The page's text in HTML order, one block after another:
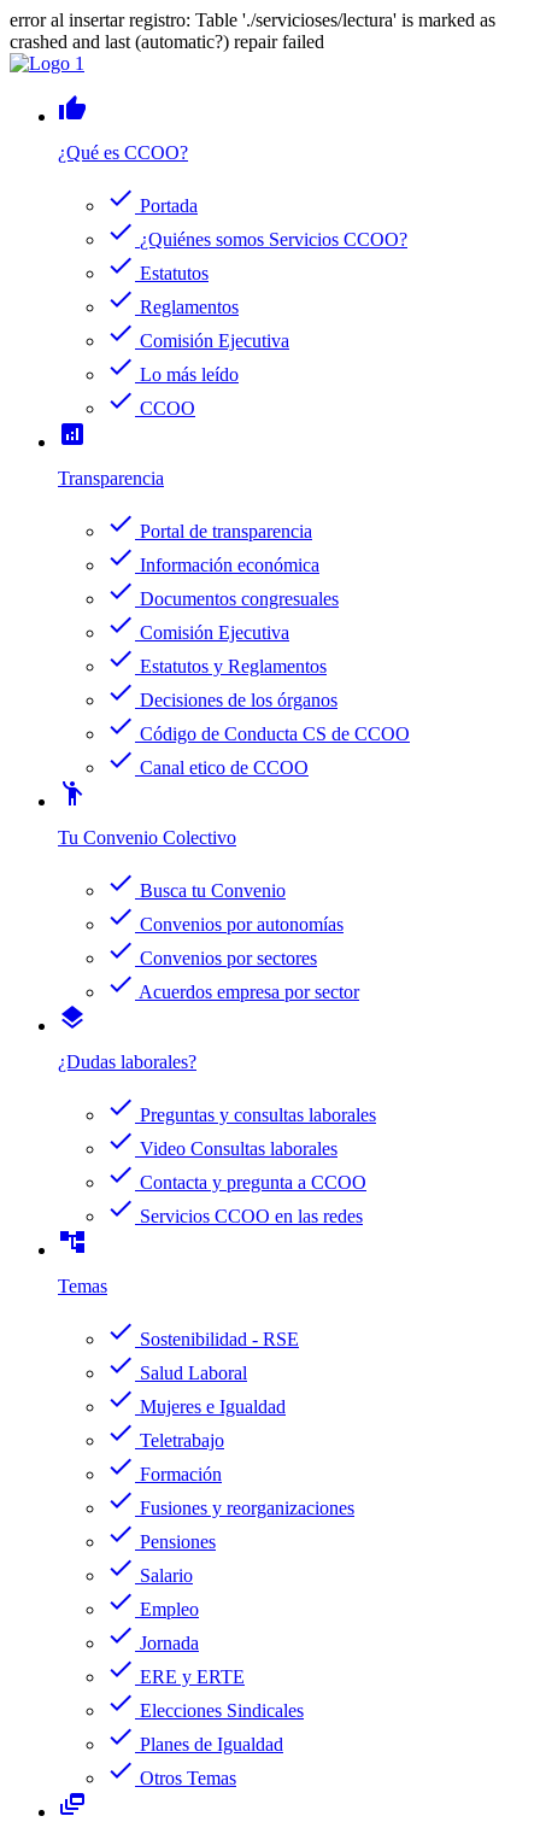
error al insertar registro: Table './servicioses/lectura' is marked as
crashed and last (automatic?) repair failed
thumb_up
¿Qué es CCOO?
check Portada
check ¿Quiénes somos Servicios CCOO?
check Estatutos
check Reglamentos
check Comisión Ejecutiva
check Lo más leído
check CCOO
analytics
Transparencia
check Portal de transparencia
check Información económica
check Documentos congresuales
check Comisión Ejecutiva
check Estatutos y Reglamentos
check Decisiones de los órganos
check Código de Conducta CS de CCOO
check Canal etico de CCOO
emoji_people
Tu Convenio Colectivo
check Busca tu Convenio
check Convenios por autonomías
check Convenios por sectores
check Acuerdos empresa por sector
layers
¿Dudas laborales?
check Preguntas y consultas laborales
check Video Consultas laborales
check Contacta y pregunta a CCOO
check Servicios CCOO en las redes
account_tree
Temas
check Sostenibilidad - RSE
check Salud Laboral
check Mujeres e Igualdad
check Teletrabajo
check Formación
check Fusiones y reorganizaciones
check Pensiones
check Salario
check Empleo
check Jornada
check ERE y ERTE
check Elecciones Sindicales
check Planes de Igualdad
check Otros Temas
dynamic_feed